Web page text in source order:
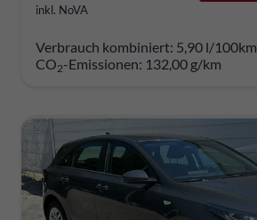
inkl. NoVA
Verbrauch kombiniert: 5,90 l/100km
CO2-Emissionen: 132,00 g/km